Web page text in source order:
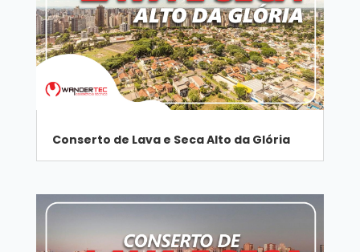
Conserto de Lava e Seca Alto da Glória